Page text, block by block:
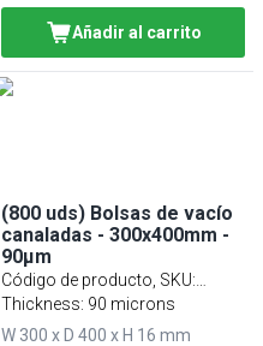
Añadir al carrito
(800 uds) Bolsas de vacío
canaladas - 300x400mm -
90µm
Código de producto, SKU:
VBSO3040-90
Thickness: 90 microns
W 300 x D 400 x H 16 mm